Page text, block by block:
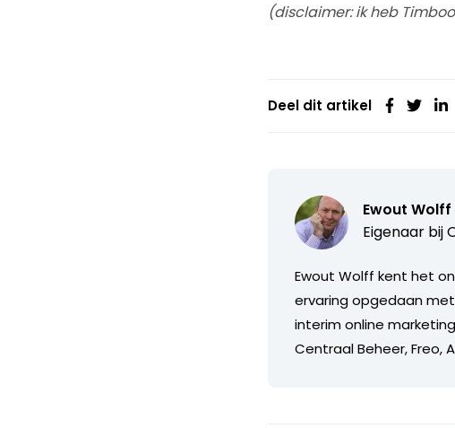
(disclaimer: ik heb
Deel dit artikel
Ewout Wolff
Eigenaar bij
Ewout Wolff kent het
ervaring opgedaan
interim online
Centraal Beheer, Freo,